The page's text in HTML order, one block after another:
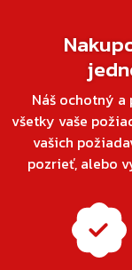
Náš ochotný
všetky vaše
vašich
pozrieť, alebo